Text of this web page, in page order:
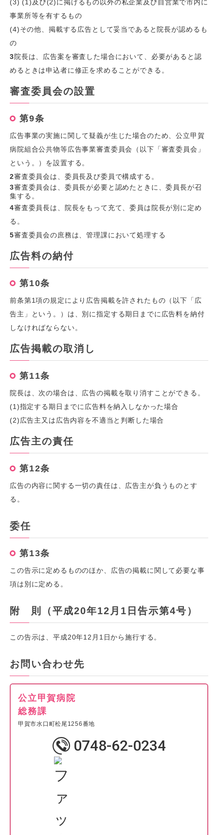
(3) (1)及び(2)に掲げるもの以外の私企業及び自営業で市内に
事業所等を有するもの
(4)その他、掲載する広告として妥当であると院長が認めるも
の
3院長は、広告案を審査した場合において、必要があると認
めるときは申込者に修正を求めることができる。
審査委員会の設置
第9条
広告事業の実施に関して疑義が生じた場合のため、公立甲賀
病院組合公共物等広告事業審査委員会（以下「審査委員会」
という。）を設置する。
2審査委員会は、委員長及び委員で構成する。
3審査委員会は、委員長が必要と認めたときに、委員長が召
集する。
4審査委員長は、院長をもって充て、委員は院長が別に定め
る。
5審査委員会の庶務は、管理課において処理する
広告料の納付
第10条
前条第1項の規定により広告掲載を許されたもの（以下「広
告主」という。）は、別に指定する期日までに広告料を納付
しなければならない。
広告掲載の取消し
第11条
院長は、次の場合は、広告の掲載を取り消すことができる。
(1)指定する期日までに広告料を納入しなかった場合
(2)広告主又は広告内容を不適当と判断した場合
広告主の責任
第12条
広告の内容に関する一切の責任は、広告主が負うものとす
る。
委任
第13条
この告示に定めるもののほか、広告の掲載に関して必要な事
項は別に定める。
附 則（平成20年12月1日告示第4号）
この告示は、平成20年12月1日から施行する。
お問い合わせ先
公立甲賀病院
総務課
甲賀市水口町松尾1256番地
0748-62-0234